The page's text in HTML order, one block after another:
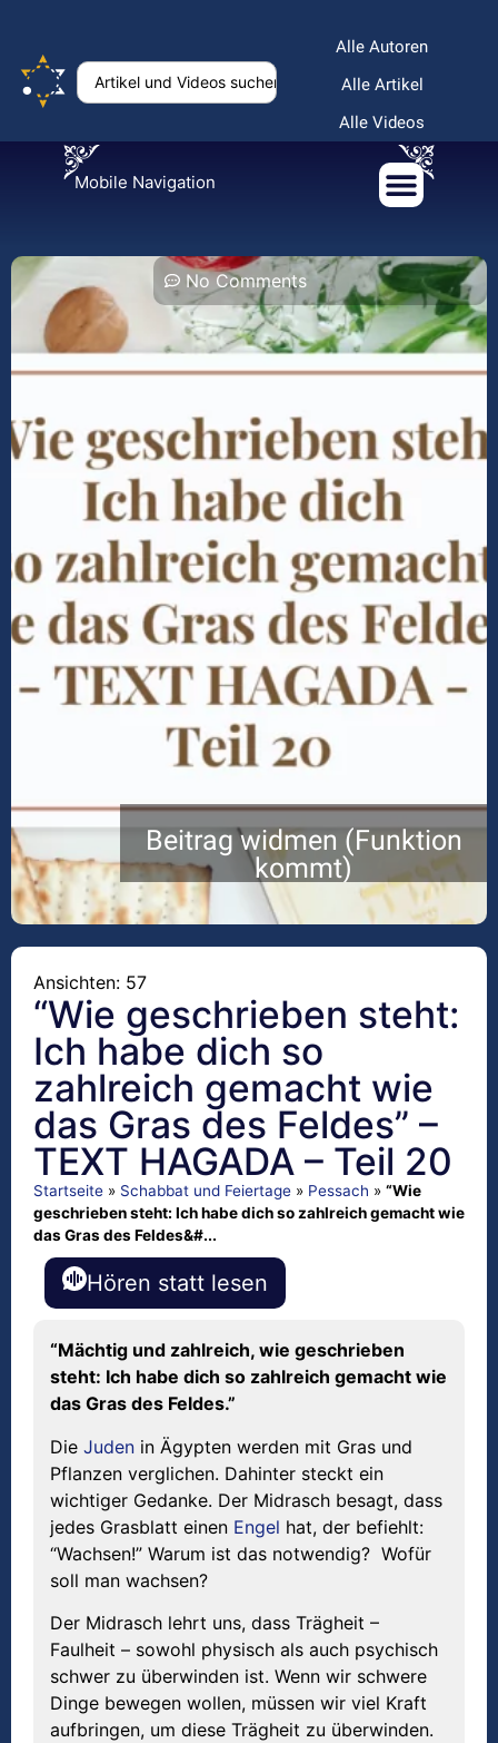
Alle Autoren
Alle Artikel
Alle Videos
Mobile Navigation
No Comments
Beitrag widmen (Funktion
kommt)
Ansichten: 57
“Wie geschrieben steht:
Ich habe dich so
zahlreich gemacht wie
das Gras des Feldes” –
TEXT HAGADA – Teil 20
Startseite » Schabbat und Feiertage » Pessach » “Wie
geschrieben steht: Ich habe dich so zahlreich gemacht wie
das Gras des Feldes&#...
Hören statt lesen
“Mächtig und zahlreich, wie geschrieben
steht: Ich habe dich so zahlreich gemacht wie
das Gras des Feldes.”
Die Juden in Ägypten werden mit Gras und
Pflanzen verglichen. Dahinter steckt ein
wichtiger Gedanke. Der Midrasch besagt, dass
jedes Grasblatt einen Engel hat, der befiehlt:
“Wachsen!” Warum ist das notwendig? Wofür
soll man wachsen?
Der Midrasch lehrt uns, dass Trägheit –
Faulheit – sowohl physisch als auch psychisch
schwer zu überwinden ist. Wenn wir schwere
Dinge bewegen wollen, müssen wir viel Kraft
aufbringen, um diese Trägheit zu überwinden.